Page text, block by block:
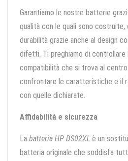
Garantiamo le nostre batterie
qualità con le quali sono costruite,
durabilità grazie anche al design
difetti. Ti preghiamo di controllare
compatibilità che si trova al
confrontare le caratteristiche e il
con quelle dichiarate.
Affidabilità e sicurezza
La batteria HP DS02XL è un
batteria originale che soddisfa